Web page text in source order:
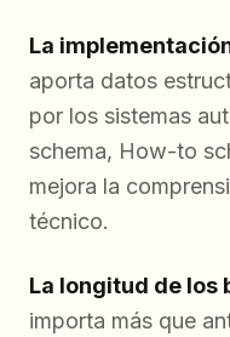
La
aporta datos
por los sistemas
schema, How-to
mejora la
técnico.
La longitud de los
importa más que